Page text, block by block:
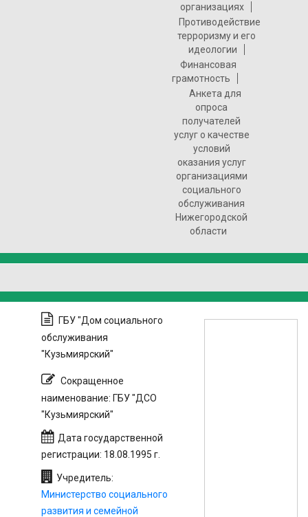
организациях
Противодействие
терроризму и его
идеологии
Финансовая
грамотность
Анкета для
опроса
получателей
услуг о качестве
условий
оказания услуг
организациями
социального
обслуживания
Нижегородской
области
ГБУ "Дом социального
обслуживания
"Кузьмиярский"
Сокращенное
наименование: ГБУ "ДСО
"Кузьмиярский"
Дата государственной
регистрации: 18.08.1995 г.
Учредитель:
Министерство социального
развития и семейной